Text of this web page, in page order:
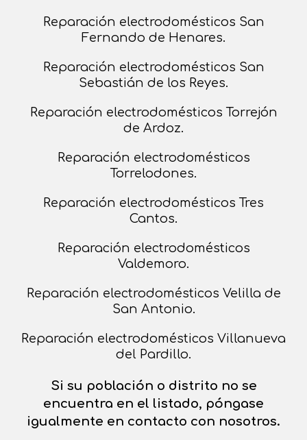
Reparación electrodomésticos San
Fernando de Henares.
Reparación electrodomésticos San
Sebastián de los Reyes.
Reparación electrodomésticos Torrejón
de Ardoz.
Reparación electrodomésticos
Torrelodones.
Reparación electrodomésticos Tres
Cantos.
Reparación electrodomésticos
Valdemoro.
Reparación electrodomésticos Velilla de
San Antonio.
Reparación electrodomésticos Villanueva
del Pardillo.
Si su población o distrito no se
encuentra en el listado, póngase
igualmente en contacto con nosotros.